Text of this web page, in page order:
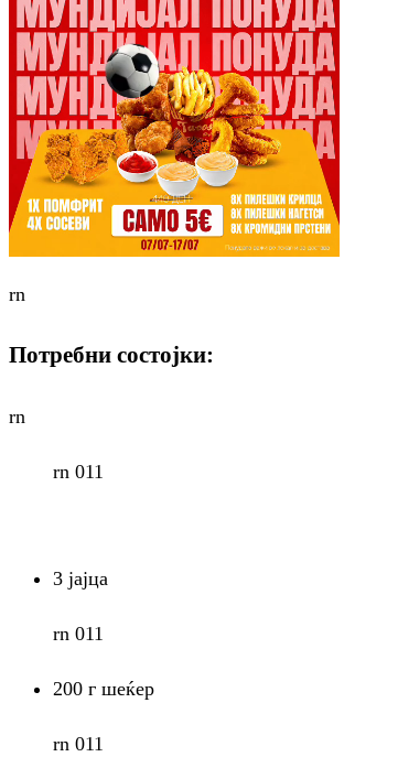
rn
Потребни состојки:
rn
rn 011
3 јајца
rn 011
200 г шеќер
rn 011